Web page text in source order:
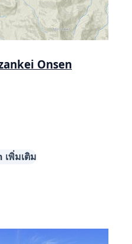
Onsen
เพิ่มเติม